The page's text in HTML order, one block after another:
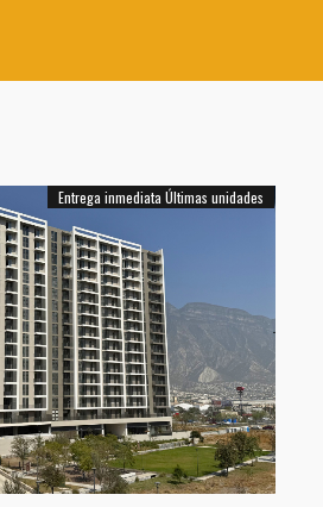
Entrega inmediataÚltimas unidades